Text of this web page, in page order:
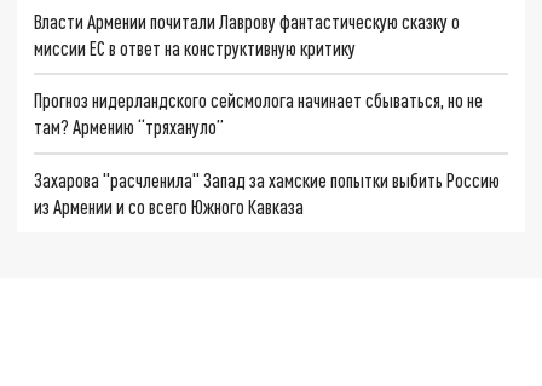
Власти Армении почитали Лаврову фантастическую сказку о
миссии ЕС в ответ на конструктивную критику
Прогноз нидерландского сейсмолога начинает сбываться, но не
там? Армению “тряхануло”
Захарова "расчленила" Запад за хамские попытки выбить Россию
из Армении и со всего Южного Кавказа